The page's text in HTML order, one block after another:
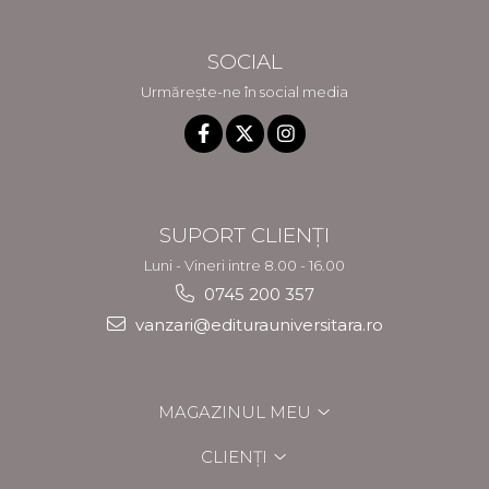
SOCIAL
Urmărește-ne în social media
SUPORT CLIENȚI
Luni - Vineri intre 8.00 - 16.00
0745 200 357
vanzari@editurauniversitara.ro
MAGAZINUL MEU
CLIENȚI